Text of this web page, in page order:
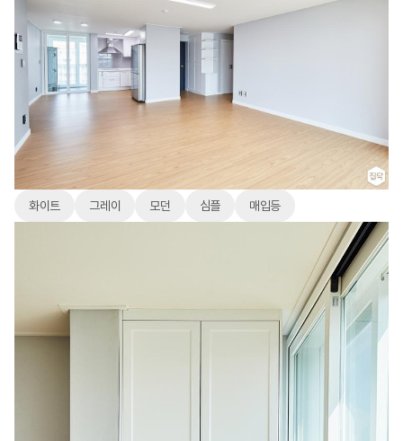
화이트 그레이 모던 심플 매입등